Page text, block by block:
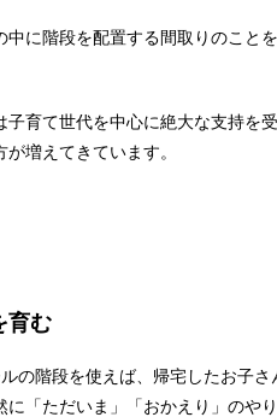
に階段を配置する間取りのこと
育て世代を中心に絶大な支持を
増えてきています。
育む
の階段を使えば、帰宅したお子
「ただいま」「おかえり」のや